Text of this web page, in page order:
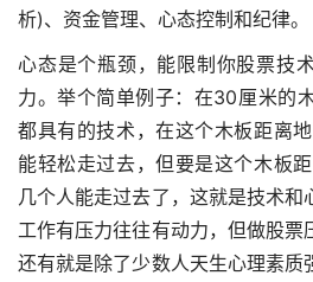
析)、资金管理、心态控制和纪律。
心态是个瓶颈，能限制你股票技
力。举个简单例子：在30厘米的
都具有的技术，在这个木板距离
能轻松走过去，但要是这个木板
几个人能走过去了，这就是技术
工作有压力往往有动力，但做股票
还有就是除了少数人天生心理素质